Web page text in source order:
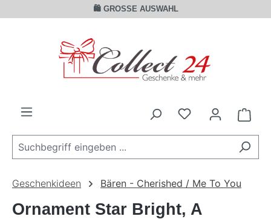
Zum Hauptinhalt springen🛍️ GROSSE AUSWAHL
Geschenkideen Bären - Cherished / Me To You
Ornament Star Bright, A